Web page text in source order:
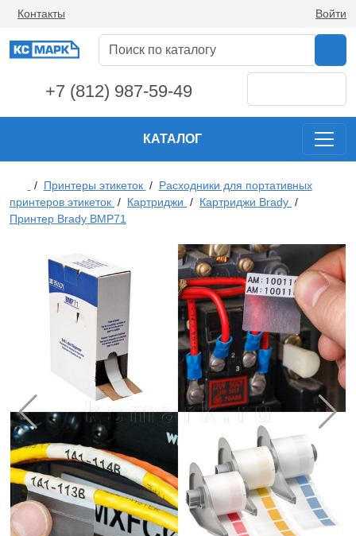
Контакты Войти
+7 (812) 987-59-49
КАТАЛОГ
/ Принтеры этикеток / Расходники для портативных
принтеров этикеток / Картриджи / Картриджи Brady /
Принтер Brady BMP71